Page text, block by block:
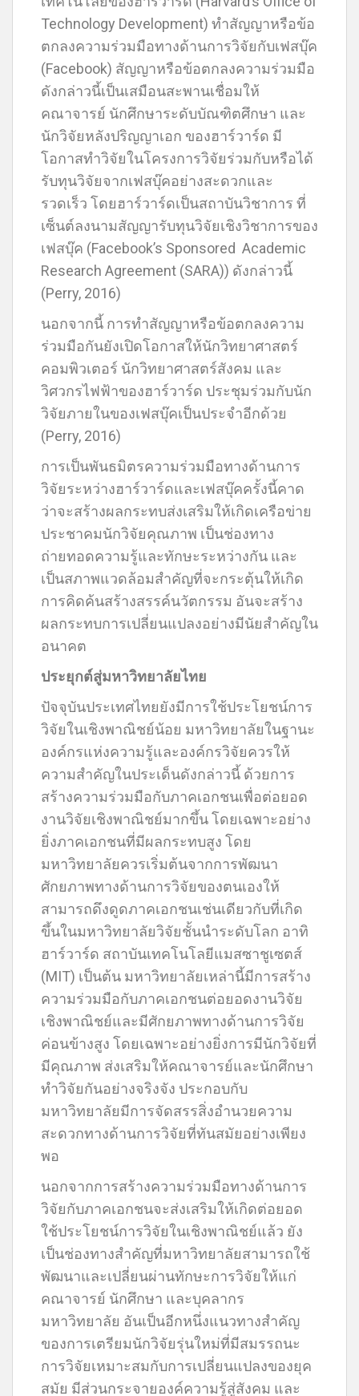
Technology Development) ทำสัญญาหรือข้อ
ตกลงความร่วมมือทางด้านการวิจัยกับเฟสบุ๊ค
(Facebook) สัญญาหรือข้อตกลงความร่วมมือ
ดังกล่าวนี้เป็นเสมือนสะพานเชื่อมให้
คณาจารย์ นักศึกษาระดับบัณฑิตศึกษา และ
นักวิจัยหลังปริญญาเอก ของฮาร์วาร์ด มี
โอกาสทำวิจัยในโครงการวิจัยร่วมกับหรือได้
รับทุนวิจัยจากเฟสบุ๊คอย่างสะดวกและ
รวดเร็ว โดยฮาร์วาร์ดเป็นสถาบันวิชาการ ที่
เซ็นต์ลงนามสัญญารับทุนวิจัยเชิงวิชาการของ
เฟสบุ๊ค (Facebook’s Sponsored Academic
Research Agreement (SARA)) ดังกล่าวนี้
(Perry, 2016)
นอกจากนี้ การทำสัญญาหรือข้อตกลงความ
ร่วมมือกันยังเปิดโอกาสให้นักวิทยาศาสตร์
คอมพิวเตอร์ นักวิทยาศาสตร์สังคม และ
วิศวกรไฟฟ้าของฮาร์วาร์ด ประชุมร่วมกับนัก
วิจัยภายในของเฟสบุ๊คเป็นประจำอีกด้วย
(Perry, 2016)
การเป็นพันธมิตรความร่วมมือทางด้านการ
วิจัยระหว่างฮาร์วาร์ดและเฟสบุ๊คครั้งนี้คาด
ว่าจะสร้างผลกระทบส่งเสริมให้เกิดเครือข่าย
ประชาคมนักวิจัยคุณภาพ เป็นช่องทาง
ถ่ายทอดความรู้และทักษะระหว่างกัน และ
เป็นสภาพแวดล้อมสำคัญที่จะกระตุ้นให้เกิด
การคิดค้นสร้างสรรค์นวัตกรรม อันจะสร้าง
ผลกระทบการเปลี่ยนแปลงอย่างมีนัยสำคัญใน
อนาคต
ประยุกต์สู่มหาวิทยาลัยไทย
ปัจจุบันประเทศไทยยังมีการใช้ประโยชน์การ
วิจัยในเชิงพาณิชย์น้อย มหาวิทยาลัยในฐานะ
องค์กรแห่งความรู้และองค์กรวิจัยควรให้
ความสำคัญในประเด็นดังกล่าวนี้ ด้วยการ
สร้างความร่วมมือกับภาคเอกชนเพื่อต่อยอด
งานวิจัยเชิงพาณิชย์มากขึ้น โดยเฉพาะอย่าง
ยิ่งภาคเอกชนที่มีผลกระทบสูง โดย
มหาวิทยาลัยควรเริ่มต้นจากการพัฒนา
ศักยภาพทางด้านการวิจัยของตนเองให้
สามารถดึงดูดภาคเอกชนเช่นเดียวกับที่เกิด
ขึ้นในมหาวิทยาลัยวิจัยชั้นนำระดับโลก อาทิ
ฮาร์วาร์ด สถาบันเทคโนโลยีแมสซาชูเซตส์
(MIT) เป็นต้น มหาวิทยาลัยเหล่านี้มีการสร้าง
ความร่วมมือกับภาคเอกชนต่อยอดงานวิจัย
เชิงพาณิชย์และมีศักยภาพทางด้านการวิจัย
ค่อนข้างสูง โดยเฉพาะอย่างยิ่งการมีนักวิจัยที่
มีคุณภาพ ส่งเสริมให้คณาจารย์และนักศึกษา
ทำวิจัยกันอย่างจริงจัง ประกอบกับ
มหาวิทยาลัยมีการจัดสรรสิ่งอำนวยความ
สะดวกทางด้านการวิจัยที่ทันสมัยอย่างเพียง
พอ
นอกจากการสร้างความร่วมมือทางด้านการ
วิจัยกับภาคเอกชนจะส่งเสริมให้เกิดต่อยอด
ใช้ประโยชน์การวิจัยในเชิงพาณิชย์แล้ว ยัง
เป็นช่องทางสำคัญที่มหาวิทยาลัยสามารถใช้
พัฒนาและเปลี่ยนผ่านทักษะการวิจัยให้แก่
คณาจารย์ นักศึกษา และบุคลากร
มหาวิทยาลัย อันเป็นอีกหนึ่งแนวทางสำคัญ
ของการเตรียมนักวิจัยรุ่นใหม่ที่มีสมรรถนะ
การวิจัยเหมาะสมกับการเปลี่ยนแปลงของยุค
สมัย มีส่วนกระจายองค์ความรู้สู่สังคม และ